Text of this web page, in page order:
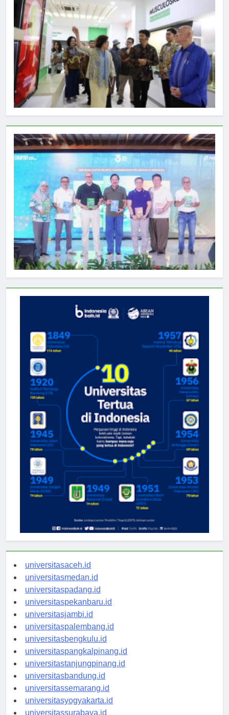
universitasaceh.id
universitasmedan.id
universitaspadang.id
universitaspekanbaru.id
universitasjambi.id
universitaspalembang.id
universitasbengkulu.id
universitaspangkalpinang.id
universitastanjungpinang.id
universitasbandung.id
universitassemarang.id
universitasyogyakarta.id